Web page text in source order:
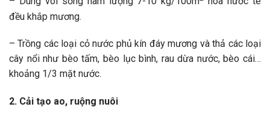
đều khắp mương.
– Trồng các loại cỏ nước phủ kín đáy mương và thả các loại
cây nổi như bèo tấm, bèo lục bình, rau dừa nước, bèo cái…
khoảng 1/3 mặt nước.
2. Cải tạo ao, ruộng nuôi